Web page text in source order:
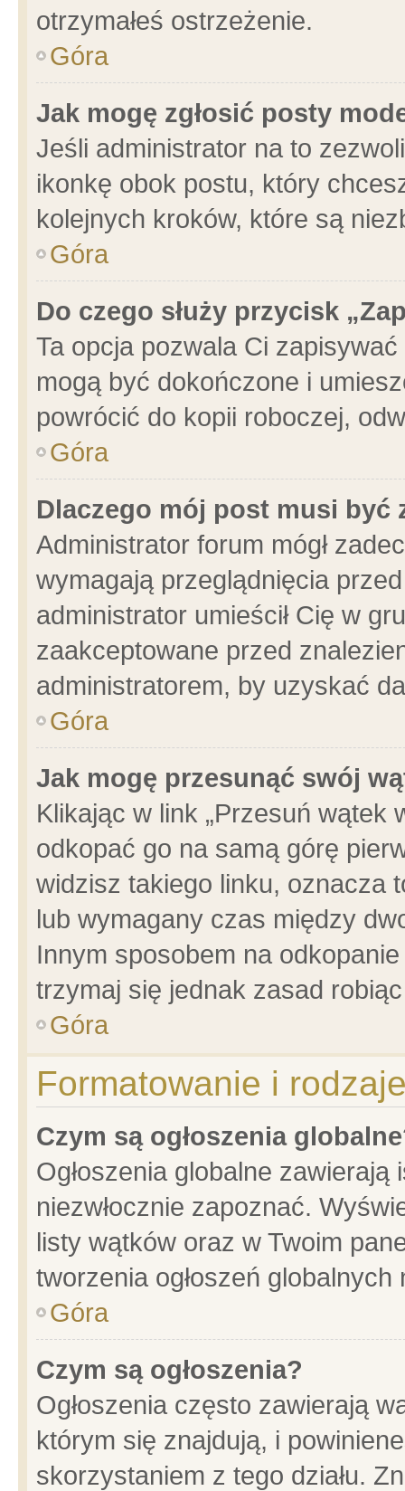
otrzymałeś ostrzeżenie.
Góra
Jak mogę zgłosić posty
Jeśli administrator na to
ikonkę obok postu, który
kolejnych kroków, które są
Góra
Do czego służy przycisk
Ta opcja pozwala Ci
mogą być dokończone i
powrócić do kopii roboczej,
Góra
Dlaczego mój post musi być
Administrator forum mógł
wymagają przeglądnięcia
administrator umieścił Cię w
zaakceptowane przed
administratorem, by uzyskać
Góra
Jak mogę przesunąć swój
Klikając w link „Przesuń wątek
odkopać go na samą górę
widzisz takiego linku, oznacza
lub wymagany czas między
Innym sposobem na
trzymaj się jednak zasad
Góra
Formatowanie i
Czym są ogłoszenia
Ogłoszenia globalne
niezwłocznie zapoznać.
listy wątków oraz w Twoim
tworzenia ogłoszeń
Góra
Czym są ogłoszenia?
Ogłoszenia często zawierają
którym się znajdują, i
skorzystaniem z tego działu.